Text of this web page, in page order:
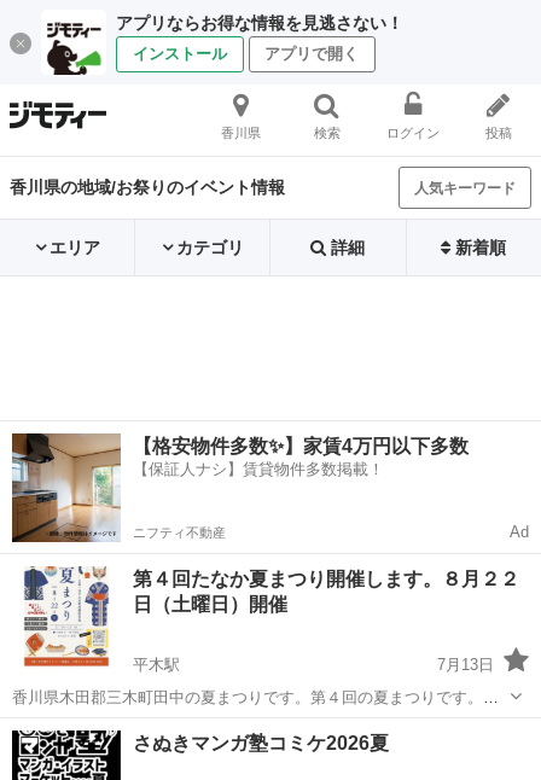
アプリならお得な情報を見逃さない！
インストール アプリで開く
香川県 検索 ログイン 投稿
香川県の地域/お祭りのイベント情報 人気キーワード
エリア カテゴリ 詳細 新着順
【格安物件多数✨】家賃4万円以下多数
【保証人ナシ】賃貸物件多数掲載！
ニフティ不動産 Ad
第４回たなか夏まつり開催します。８月２２
日（土曜日）開催
平木駅
7月13日
香川県木田郡三木町田中の夏まつりです。第４回の夏まつりです。カ
ラオケ、獅子蓮、出店が５０店。皆さんのお越しをお待ちしておりま
す。
香川 木田郡 平木駅 地域/お祭り まつり
さぬきマンガ塾コミケ2026夏